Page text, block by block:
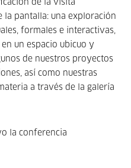
de la visita
la pantalla: una exploración
formales e interactivas,
un espacio ubicuo y
de nuestros proyectos
así como nuestras
a través de la galería
la conferencia